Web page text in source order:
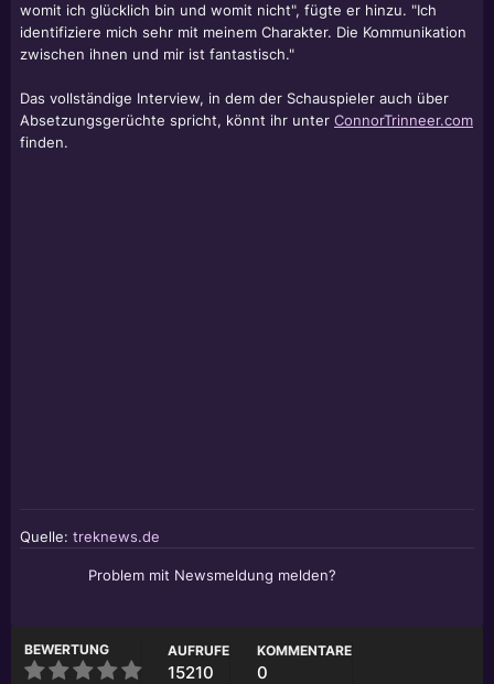
womit ich glücklich bin und womit nicht", fügte er hinzu. "Ich
identifiziere mich sehr mit meinem Charakter. Die Kommunikation
zwischen ihnen und mir ist fantastisch."
Das vollständige Interview, in dem der Schauspieler auch über
Absetzungsgerüchte spricht, könnt ihr unter ConnorTrinneer.com
finden.
Quelle: treknews.de
Problem mit Newsmeldung melden?
BEWERTUNG AUFRUFE
15210
KOMMENTARE
0